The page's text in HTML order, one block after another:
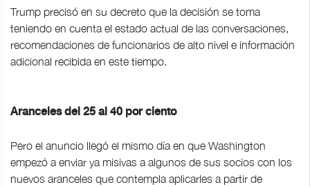
Trump precisó en su decreto que la decisión se toma
teniendo en cuenta el estado actual de las conversaciones,
recomendaciones de funcionarios de alto nivel e información
adicional recibida en este tiempo.
Aranceles del 25 al 40 por ciento
Pero el anuncio llegó el mismo día en que Washington
empezó a enviar ya misivas a algunos de sus socios con los
nuevos aranceles que contempla aplicarles a partir de